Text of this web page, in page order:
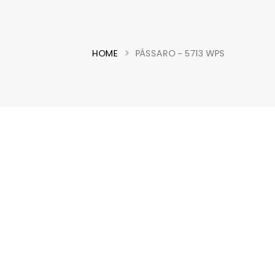
HOME PÁSSARO - 5713 WPS